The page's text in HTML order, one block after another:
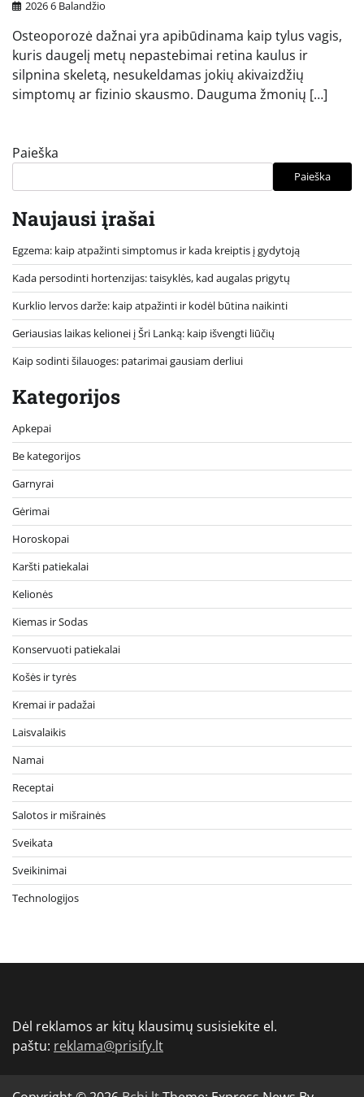
2026 6 Balandžio
Osteoporozė dažnai yra apibūdinama kaip tylus vagis,
kuris daugelį metų nepastebimai retina kaulus ir
silpnina skeletą, nesukeldamas jokių akivaizdžių
simptomų ar fizinio skausmo. Dauguma žmonių […]
Paieška
Paieška
Naujausi įrašai
Egzema: kaip atpažinti simptomus ir kada kreiptis į gydytoją
Kada persodinti hortenzijas: taisyklės, kad augalas prigytų
Kurklio lervos darže: kaip atpažinti ir kodėl būtina naikinti
Geriausias laikas kelionei į Šri Lanką: kaip išvengti liūčių
Kaip sodinti šilauoges: patarimai gausiam derliui
Kategorijos
Apkepai
Be kategorijos
Garnyrai
Gėrimai
Horoskopai
Karšti patiekalai
Kelionės
Kiemas ir Sodas
Konservuoti patiekalai
Košės ir tyrės
Kremai ir padažai
Laisvalaikis
Namai
Receptai
Salotos ir mišrainės
Sveikata
Sveikinimai
Technologijos
Dėl reklamos ar kitų klausimų susisiekite el.
paštu: reklama@prisify.lt